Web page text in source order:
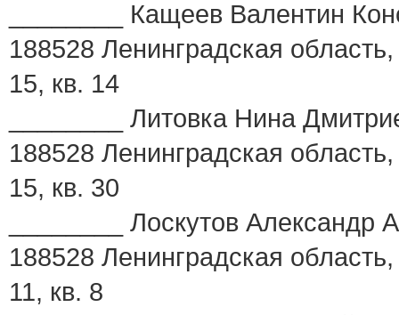
________ Кащеев Валентин
188528 Ленинградская
15, кв. 14
________ Литовка Нина
188528 Ленинградская
15, кв. 30
________ Лоскутов Александр
188528 Ленинградская
11, кв. 8